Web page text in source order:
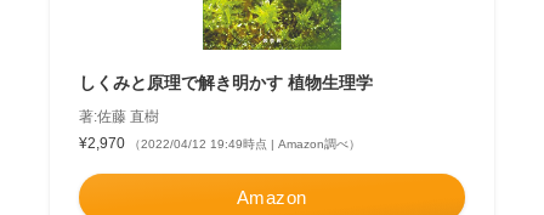
しくみと原理で解き明かす 植物生理学
著:佐藤 直樹
¥2,970
（2022/04/12 19:49時点 | Amazon調べ）
Amazon